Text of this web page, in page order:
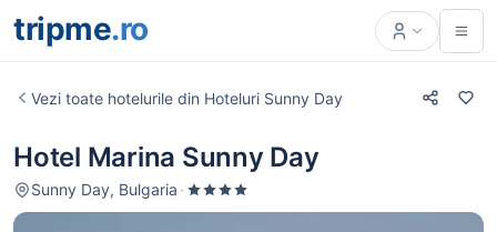
tripme.ro
Vezi toate hotelurile din Hoteluri Sunny Day
Hotel Marina Sunny Day
Sunny Day, Bulgaria ·